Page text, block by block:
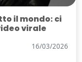
il mondo: ci
virale
16/03/2026